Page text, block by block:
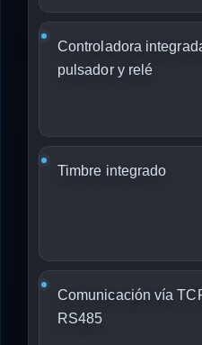
Controladora
pulsador y relé
Timbre integrado
Comunicación vía
RS485